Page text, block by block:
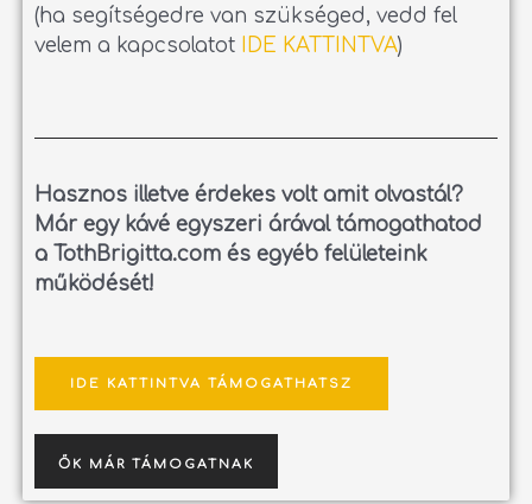
(ha segítségedre van szükséged, vedd fel
velem a kapcsolatot IDE KATTINTVA)
Hasznos illetve érdekes volt amit olvastál?
Már egy kávé egyszeri árával támogathatod
a TothBrigitta.com és egyéb felületeink
működését!
IDE KATTINTVA TÁMOGATHATSZ
ŐK MÁR TÁMOGATNAK